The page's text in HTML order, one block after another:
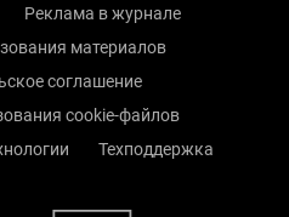
Реклама в журнале
материалов
соглашение
cookie-файлов
Техподдержка